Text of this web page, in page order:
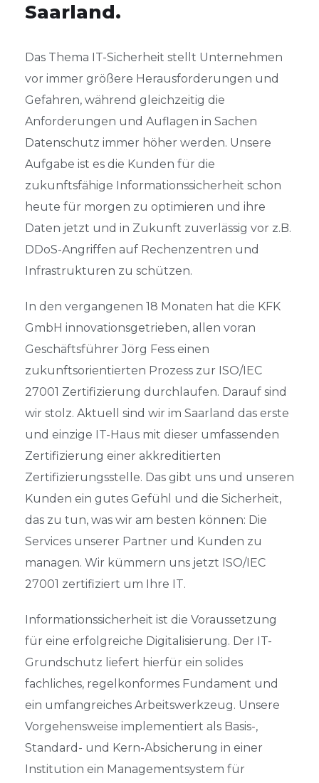
Saarland.
Das Thema IT-Sicherheit stellt Unternehmen
vor immer größere Herausforderungen und
Gefahren, während gleichzeitig die
Anforderungen und Auflagen in Sachen
Datenschutz immer höher werden. Unsere
Aufgabe ist es die Kunden für die
zukunftsfähige Informationssicherheit schon
heute für morgen zu optimieren und ihre
Daten jetzt und in Zukunft zuverlässig vor z.B.
DDoS-Angriffen auf Rechenzentren und
Infrastrukturen zu schützen.
In den vergangenen 18 Monaten hat die KFK
GmbH innovationsgetrieben, allen voran
Geschäftsführer Jörg Fess einen
zukunftsorientierten Prozess zur ISO/IEC
27001 Zertifizierung durchlaufen. Darauf sind
wir stolz. Aktuell sind wir im Saarland das erste
und einzige IT-Haus mit dieser umfassenden
Zertifizierung einer akkreditierten
Zertifizierungsstelle. Das gibt uns und unseren
Kunden ein gutes Gefühl und die Sicherheit,
das zu tun, was wir am besten können: Die
Services unserer Partner und Kunden zu
managen. Wir kümmern uns jetzt ISO/IEC
27001 zertifiziert um Ihre IT.
Informationssicherheit ist die Voraussetzung
für eine erfolgreiche Digitalisierung. Der IT-
Grundschutz liefert hierfür ein solides
fachliches, regelkonformes Fundament und
ein umfangreiches Arbeitswerkzeug. Unsere
Vorgehensweise implementiert als Basis-,
Standard- und Kern-Absicherung in einer
Institution ein Managementsystem für